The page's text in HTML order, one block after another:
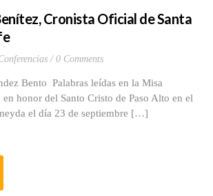
Cronista Oficial de Santa
0 Comments
Bento Palabras leídas en la Misa
en honor del Santo Cristo de Paso Alto en el
el día 23 de septiembre […]